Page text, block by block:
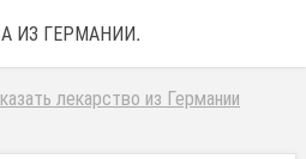
ИЗ ГЕРМАНИИ. ЗАКАЗАТЬ
лекарство из Германии